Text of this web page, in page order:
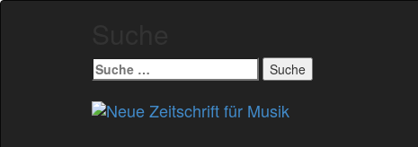
Suche
nach: